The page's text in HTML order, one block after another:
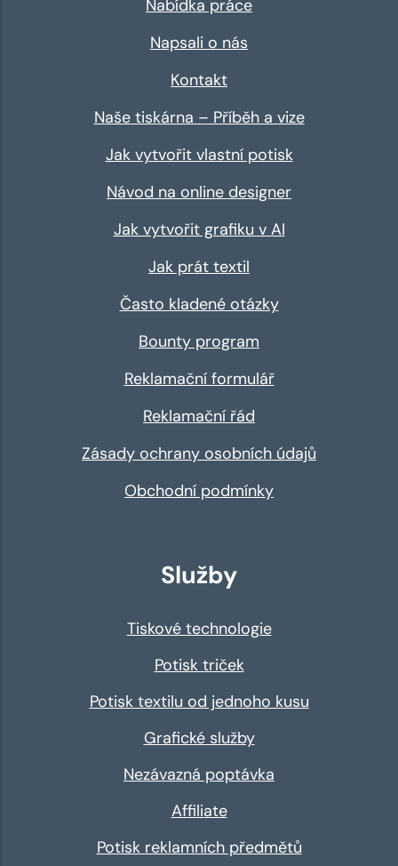
Nabídka práce
Napsali o nás
Kontakt
Naše tiskárna – Příběh a vize
Jak vytvořit vlastní potisk
Návod na online designer
Jak vytvořit grafiku v AI
Jak prát textil
Často kladené otázky
Bounty program
Reklamační formulář
Reklamační řád
Zásady ochrany osobních údajů
Obchodní podmínky
Služby
Tiskové technologie
Potisk triček
Potisk textilu od jednoho kusu
Grafické služby
Nezávazná poptávka
Affiliate
Potisk reklamních předmětů